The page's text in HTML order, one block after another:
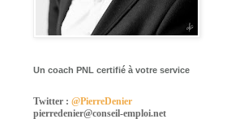
Un coach PNL certifié à votre service
Twitter : @PierreDenier
pierredenier@conseil-emploi.net